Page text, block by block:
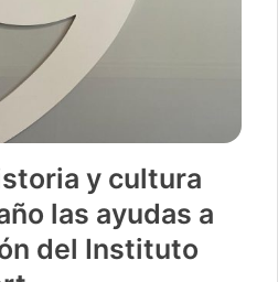
500» con
13 pequeños